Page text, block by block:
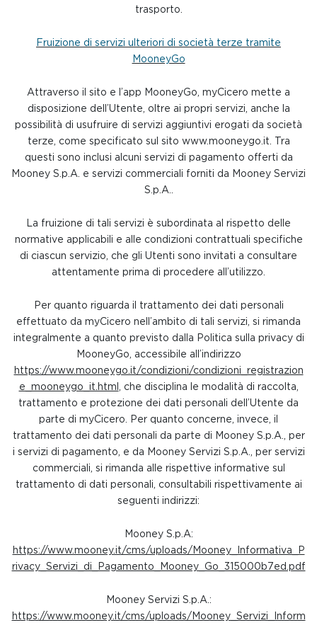
trasporto.
Fruizione di servizi ulteriori di società terze tramite
MooneyGo
Attraverso il sito e l’app MooneyGo, myCicero mette a
disposizione dell’Utente, oltre ai propri servizi, anche la
possibilità di usufruire di servizi aggiuntivi erogati da società
terze, come specificato sul sito www.mooneygo.it. Tra
questi sono inclusi alcuni servizi di pagamento offerti da
Mooney S.p.A. e servizi commerciali forniti da Mooney Servizi
S.p.A..
La fruizione di tali servizi è subordinata al rispetto delle
normative applicabili e alle condizioni contrattuali specifiche
di ciascun servizio, che gli Utenti sono invitati a consultare
attentamente prima di procedere all’utilizzo.
Per quanto riguarda il trattamento dei dati personali
effettuato da myCicero nell’ambito di tali servizi, si rimanda
integralmente a quanto previsto dalla Politica sulla privacy di
MooneyGo, accessibile all’indirizzo
https://www.mooneygo.it/condizioni/condizioni_registrazion
e_mooneygo_it.html , che disciplina le modalità di raccolta,
trattamento e protezione dei dati personali dell’Utente da
parte di myCicero. Per quanto concerne, invece, il
trattamento dei dati personali da parte di Mooney S.p.A., per
i servizi di pagamento, e da Mooney Servizi S.p.A., per servizi
commerciali, si rimanda alle rispettive informative sul
trattamento di dati personali, consultabili rispettivamente ai
seguenti indirizzi:
Mooney S.p.A:
https://www.mooney.it/cms/uploads/Mooney_Informativa_P
rivacy_Servizi_di_Pagamento_Mooney_Go_315000b7ed.pdf
Mooney Servizi S.p.A.:
https://www.mooney.it/cms/uploads/Mooney_Servizi_Inform